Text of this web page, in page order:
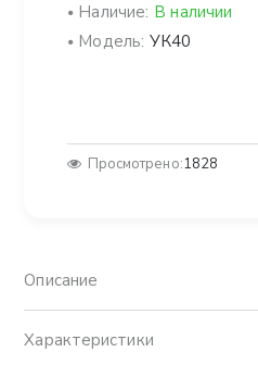
Наличие: В наличии
Модель: УК40
Просмотрено:1828
Описание
Характеристики